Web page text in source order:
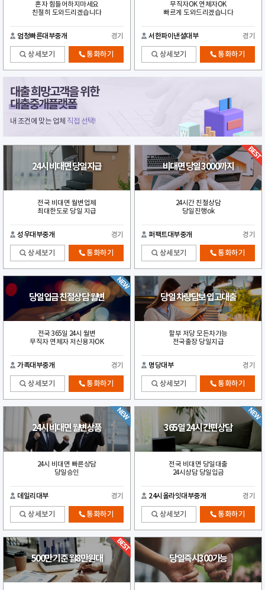
혼자 힘들어하지마세요
친절히 도와드리겠습니다
엄청빠른대부중개 경기
상세보기 통화하기
무직자OK 연체자OK
빠르게 도와드리겠습니다
서한파이낸셜대부 경기
상세보기 통화하기
대출 희망고객을 위한
대출중개플랫폼
내 조건에 맞는 업체 직접 선택!
24시 비대면 당일지급
전국 비대면 월변업체
최대한도로 당일 지급
성우대부중개 경기
상세보기 통화하기
비대면 당일 3000까지
24시간 친절상담
당일진행ok
퍼팩트대부중개 경기
상세보기 통화하기
당일입금 친절상담 월변
전국 365일 24시 월변
무직자 연체자 저신용자OK
가족대부중개 경기
상세보기 통화하기
당일 차량담보 입고대출
할부 저당 모든차가능
전국출장 당일지급
명당대부 경기
상세보기 통화하기
24시 비대면 월변상품
24시 비대면 빠른상담
당일승인
데일리대부 경기
상세보기 통화하기
365일 24시 간편상담
전국 비대면 당일대출
24시상담 당일입금
24시올라잇대부중개 경기
상세보기 통화하기
500만 기준 월8만원대 당일즉시300가능